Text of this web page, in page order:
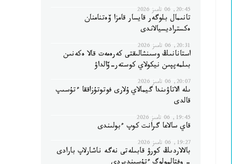
20:45, 06 تامىز 2026
تانىمال بلوگەر قايسار قامزا ۆەتنامنان
ەكستراديسيالاندى
20:31, 06 تامىز 2026
استانانىڭ وسىنشالىقتى كەرەمەت قالا ەكەنىن
بىلمەپپىن نيكولاي كوستەر-ۆالداۋ
20:07, 06 تامىز 2026
ىلە الاتاۋىندا گيمالاي ۇلارى فوتوتۇزاققا ءتۇسىپ
قالدى
19:45, 06 تامىز 2026
قاي سالاعا گرانت كوپ ءبولىندى
19:27, 06 تامىز 2026
بالالاردىڭ كورۋ قابىلەتى نەگە ناشارلاپ بارادى